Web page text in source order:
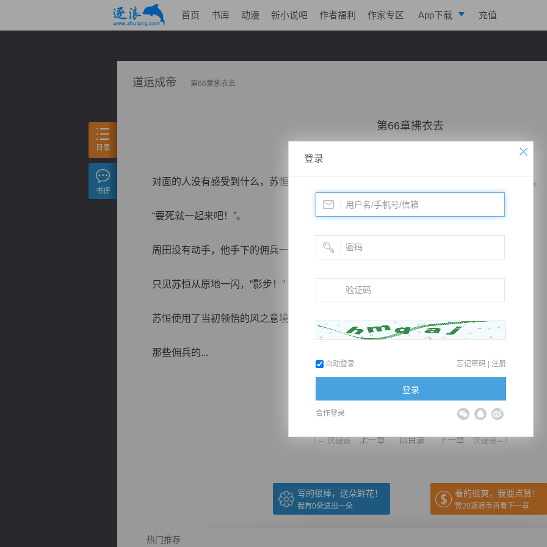
首页 书库 动漫 新小说吧 作者福利 作家专区 App下载 充值
道运成帝 第66章拂衣去
第66章拂衣去
更新时间：2018-12-01 21:49 字数：2027
对面的人没有感受到什么，苏恒身边的沈悦竟然感受到了一股冷意，畏惧地看了苏恒一眼。
“要死就一起来吧！”。
周田没有动手，他手下的佣兵一起围了上来，个个施展出自己精通的武技，灵光大作。
只见苏恒从原地一闪，“影步！”
苏恒使用了当初领悟的风之意境，直接消失在了原地。
那些佣兵的...
（← 快捷键 上一章 回目录 下一章 快捷键→）
写的很棒，送朵鲜花！
我有0朵送出一朵
看的很爽，我要点赞！
赞20逐浪币再看下一章
热门推荐
目录
书评
登录
自动登录 忘记密码 | 注册
登录
合作登录